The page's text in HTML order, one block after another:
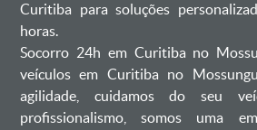
Curitiba para soluções
horas.
Socorro 24h em Curitiba no
veículos em Curitiba no
agilidade, cuidamos do seu
profissionalismo, somos uma